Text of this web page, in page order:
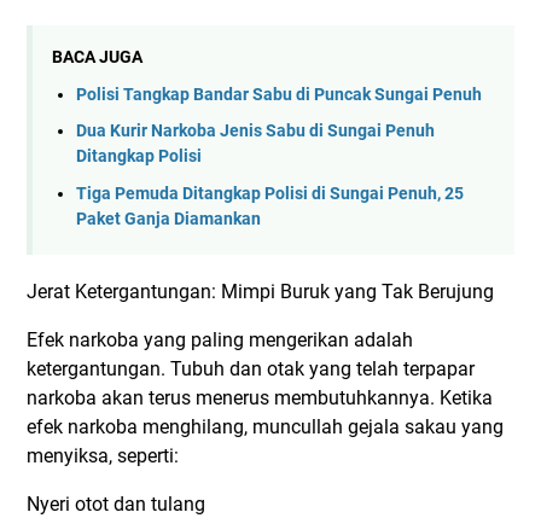
BACA JUGA
Polisi Tangkap Bandar Sabu di Puncak Sungai Penuh
Dua Kurir Narkoba Jenis Sabu di Sungai Penuh
Ditangkap Polisi
Tiga Pemuda Ditangkap Polisi di Sungai Penuh, 25
Paket Ganja Diamankan
Jerat Ketergantungan: Mimpi Buruk yang Tak Berujung
Efek narkoba yang paling mengerikan adalah
ketergantungan. Tubuh dan otak yang telah terpapar
narkoba akan terus menerus membutuhkannya. Ketika
efek narkoba menghilang, muncullah gejala sakau yang
menyiksa, seperti:
Nyeri otot dan tulang